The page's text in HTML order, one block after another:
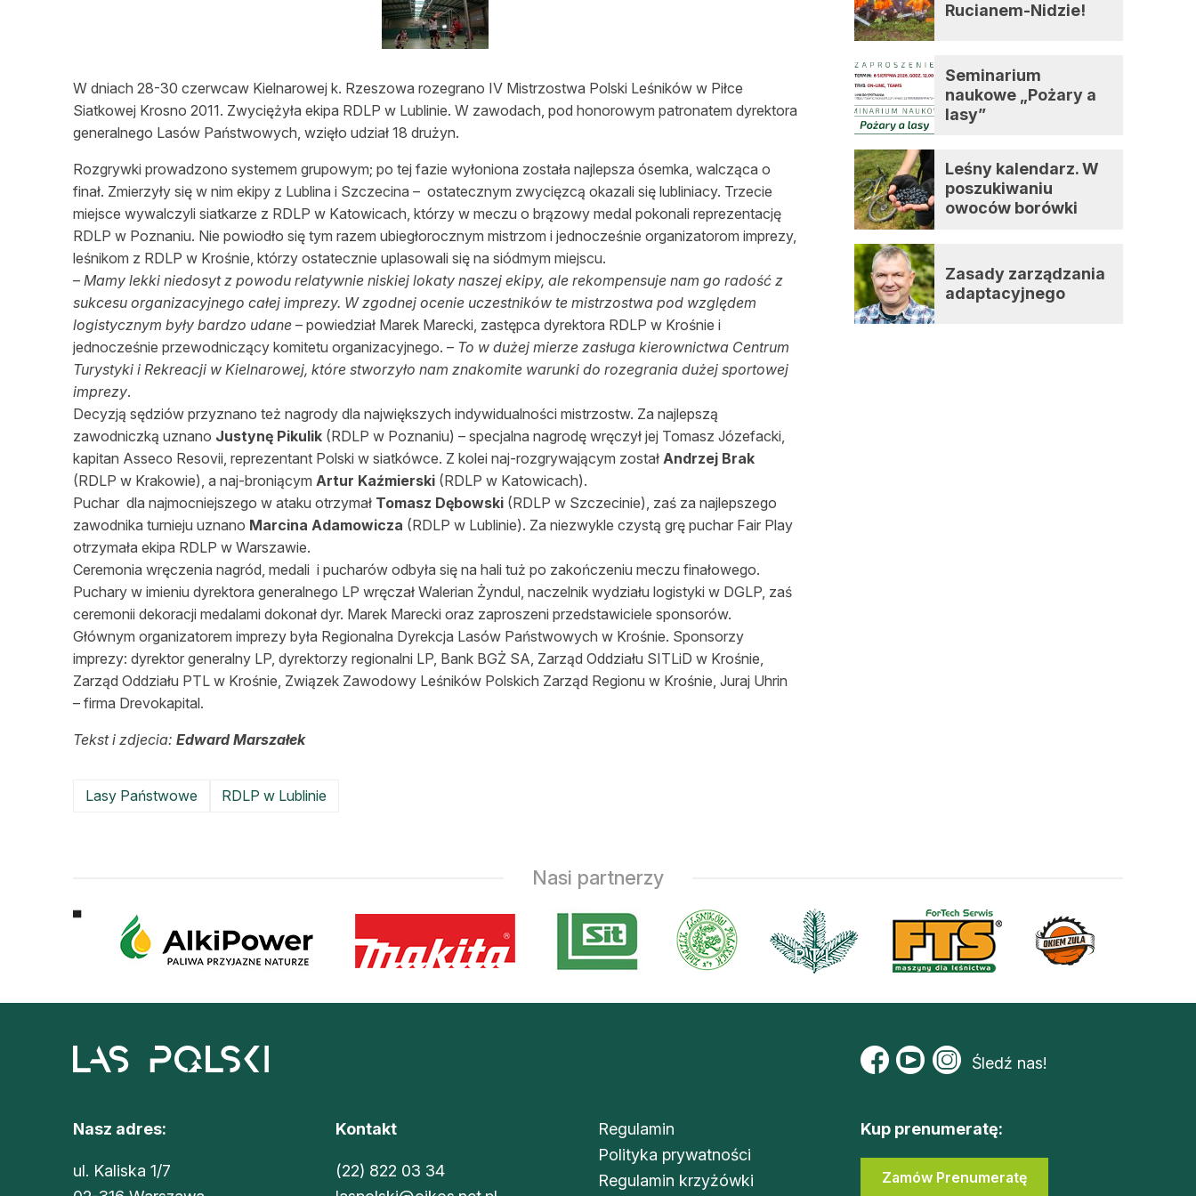
Lasy prywatne
W dniach 28-30 czerwcaw Kielnarowej k. Rzeszowa rozegrano IV Mistrzostwa Polski Leśników w Piłce
Siatkowej Krosno 2011. Zwyciężyła ekipa RDLP w Lublinie. W zawodach, pod honorowym patronatem dyrektora
generalnego Lasów Państwowych, wzięło udział 18 drużyn.
Rozgrywki prowadzono systemem grupowym; po tej fazie wyłoniona została najlepsza ósemka, walcząca o
finał. Zmierzyły się w nim ekipy z Lublina i Szczecina – ostatecznym zwycięzcą okazali się lubliniacy. Trzecie
miejsce wywalczyli siatkarze z RDLP w Katowicach, którzy w meczu o brązowy medal pokonali reprezentację
RDLP w Poznaniu. Nie powiodło się tym razem ubiegłorocznym mistrzom i jednocześnie organizatorom imprezy,
leśnikom z RDLP w Krośnie, którzy ostatecznie uplasowali się na siódmym miejscu.
– Mamy lekki niedosyt z powodu relatywnie niskiej lokaty naszej ekipy, ale rekompensuje nam go radość z
sukcesu organizacyjnego całej imprezy. W zgodnej ocenie uczestników te mistrzostwa pod względem
logistycznym były bardzo udane – powiedział Marek Marecki, zastępca dyrektora RDLP w Krośnie i
jednocześnie przewodniczący komitetu organizacyjnego. – To w dużej mierze zasługa kierownictwa Centrum
Turystyki i Rekreacji w Kielnarowej, które stworzyło nam znakomite warunki do rozegrania dużej sportowej
imprezy.
Decyzją sędziów przyznano też nagrody dla największych indywidualności mistrzostw. Za najlepszą
zawodniczką uznano Justynę Pikulik (RDLP w Poznaniu) – specjalna nagrodę wręczył jej Tomasz Józefacki,
kapitan Asseco Resovii, reprezentant Polski w siatkówce. Z kolei naj-rozgrywającym został Andrzej Brak
(RDLP w Krakowie), a naj-broniącym Artur Kaźmierski (RDLP w Katowicach).
Puchar dla najmocniejszego w ataku otrzymał Tomasz Dębowski (RDLP w Szczecinie), zaś za najlepszego
zawodnika turnieju uznano Marcina Adamowicza (RDLP w Lublinie). Za niezwykle czystą grę puchar Fair Play
otrzymała ekipa RDLP w Warszawie.
Ceremonia wręczenia nagród, medali i pucharów odbyła się na hali tuż po zakończeniu meczu finałowego.
Puchary w imieniu dyrektora generalnego LP wręczał Walerian Żyndul, naczelnik wydziału logistyki w DGLP, zaś
ceremonii dekoracji medalami dokonał dyr. Marek Marecki oraz zaproszeni przedstawiciele sponsorów.
Głównym organizatorem imprezy była Regionalna Dyrekcja Lasów Państwowych w Krośnie. Sponsorzy
imprezy: dyrektor generalny LP, dyrektorzy regionalni LP, Bank BGŻ SA, Zarząd Oddziału SITLiD w Krośnie,
Zarząd Oddziału PTL w Krośnie, Związek Zawodowy Leśników Polskich Zarząd Regionu w Krośnie, Juraj Uhrin
– firma Drevokapital.
Tekst i zdjecia: Edward Marszałek
Lasy Państwowe RDLP w Lublinie
Rucianem-Nidzie!
Seminarium
naukowe „Pożary a
lasy”
Leśny kalendarz. W
poszukiwaniu
owoców borówki
Zasady zarządzania
adaptacyjnego
Nasi partnerzy
Śledź nas!
Nasz adres:
ul. Kaliska 1/7
Kontakt
(22) 822 03 34
Regulamin
Polityka prywatności
Regulamin krzyżówki
Kup prenumeratę:
Zamów Prenumeratę